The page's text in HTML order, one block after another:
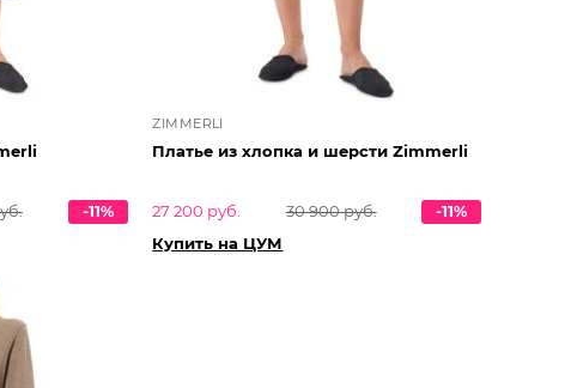
-11%
ZIMMERLI
Платье из хлопка и шерсти Zimmerli
27 200 руб. 30 900 руб.
-11%
Купить на ЦУМ